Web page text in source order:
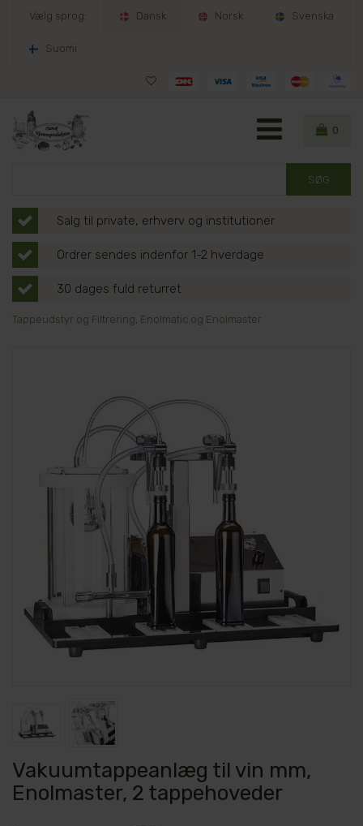
Vælg sprog: Dansk Norsk Svenska
Suomi
0
Salg til private, erhverv og institutioner
Ordrer sendes indenfor 1-2 hverdage
30 dages fuld returret
Tappeudstyr og Filtrering, Enolmatic og Enolmaster
Vakuumtappeanlæg til vin mm,
Enolmaster, 2 tappehoveder